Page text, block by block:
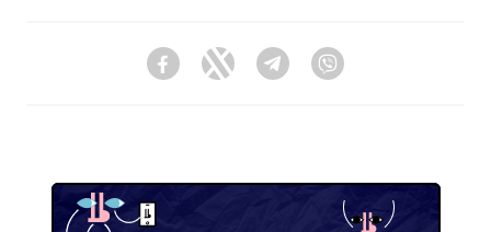
FacebookTwitter Telegram